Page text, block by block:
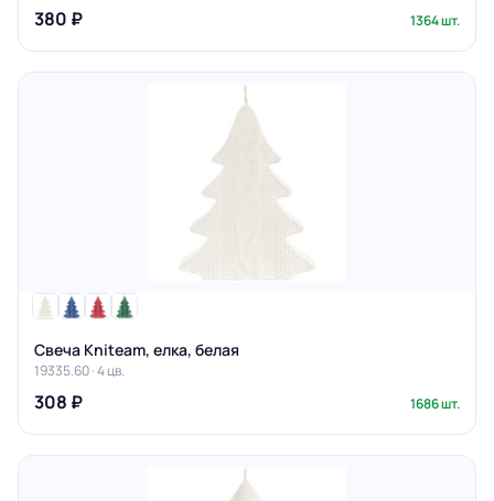
380 ₽ 1364 шт.
Свеча Kniteam, елка, белая
19335.60 · 4 цв.
308 ₽ 1686 шт.